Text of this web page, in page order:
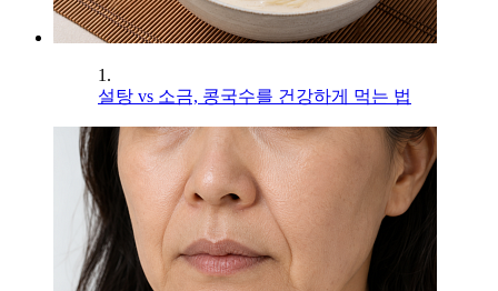
1.
설탕 vs 소금, 콩국수를 건강하게 먹는 법